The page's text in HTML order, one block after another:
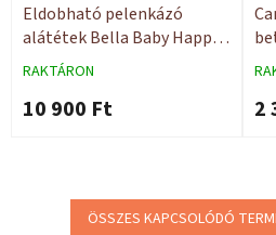
Eldobható pelenkázó
alátétek Bella Baby Happy
60x60 30 db
RAKTÁRON
10 900 Ft 2
ÖSSZES KAPCSOLÓDÓ